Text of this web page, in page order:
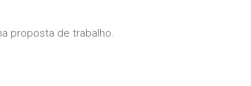
proposta de trabalho.